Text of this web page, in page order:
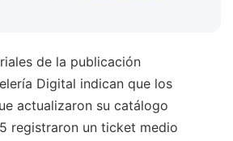
de la publicación
Digital indican que los
actualizaron su catálogo
registraron un ticket medio